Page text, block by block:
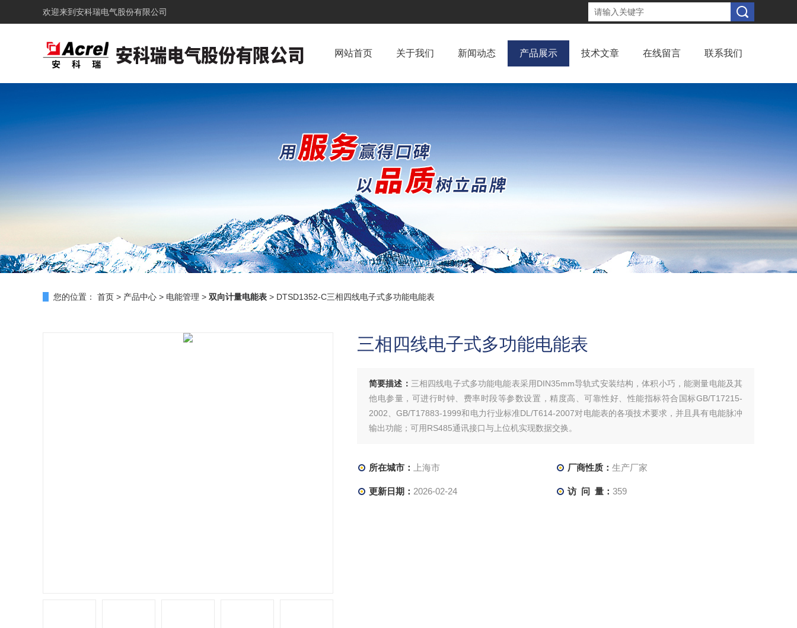
欢迎来到 安科瑞电气股份有限公司
网站首页 关于我们 新闻动态 产品展示 技术文章 在线留言 联系我们
您的位置： 首页 > 产品中心 > 电能管理 > 双向计量电能表 > DTSD1352-C三相四线电子式多功能电能表
三相四线电子式多功能电能表
简要描述： 三相四线电子式多功能电能表采用DIN35mm导轨式安装结构，体积小巧，能测量电能及其
他电参量，可进行时钟、费率时段等参数设置，精度高、可靠性好、性能指标符合国标GB/T17215-
2002、GB/T17883-1999和电力行业标准DL/T614-2007对电能表的各项技术要求，并且具有电能脉冲
输出功能；可用RS485通讯接口与上位机实现数据交换。
所在城市： 上海市 厂商性质： 生产厂家
更新日期： 2026-02-24 访 问 量： 359